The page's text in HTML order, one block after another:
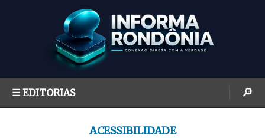
☰ EDITORIAS 🔎
ACESSIBILIDADE